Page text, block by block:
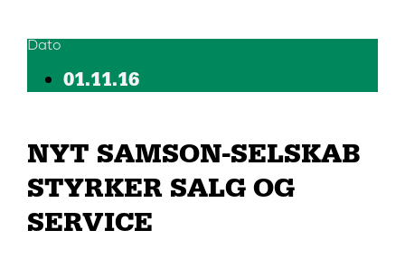
Dato
01.11.16
NYT SAMSON-SELSKAB
STYRKER SALG OG
SERVICE